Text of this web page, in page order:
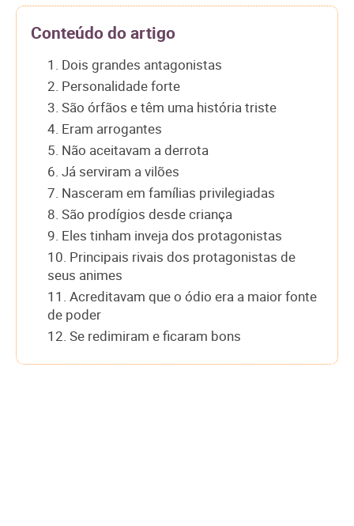
Conteúdo do artigo
1. Dois grandes antagonistas
2. Personalidade forte
3. São órfãos e têm uma história triste
4. Eram arrogantes
5. Não aceitavam a derrota
6. Já serviram a vilões
7. Nasceram em famílias privilegiadas
8. São prodígios desde criança
9. Eles tinham inveja dos protagonistas
10. Principais rivais dos protagonistas de
seus animes
11. Acreditavam que o ódio era a maior fonte
de poder
12. Se redimiram e ficaram bons